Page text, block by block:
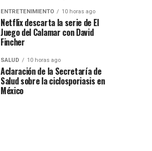
ENTRETENIMIENTO 10 horas ago
Netflix descarta la serie de El
Juego del Calamar con David
Fincher
SALUD 10 horas ago
Aclaración de la Secretaría de
Salud sobre la ciclosporiasis en
México